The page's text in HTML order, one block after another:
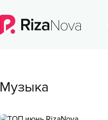
Музыка